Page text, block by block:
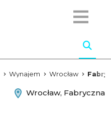
Wynajem Wrocław
Wrocław, Fabryczna